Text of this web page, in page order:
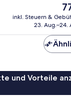
inkl. Steuern &
23. Aug.–24.
und Vorteile